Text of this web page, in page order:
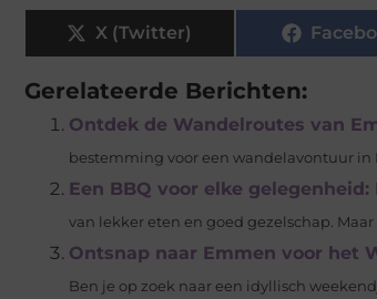
X (Twitter)
Gerelateerde Berichten:
Ontdek de Wandelroutes van
bestemming voor een wandelavontuur
Een BBQ voor elke
van lekker eten en goed gezelschap.
Ontsnap naar Emmen voor het
Ben je op zoek naar een idyllisch